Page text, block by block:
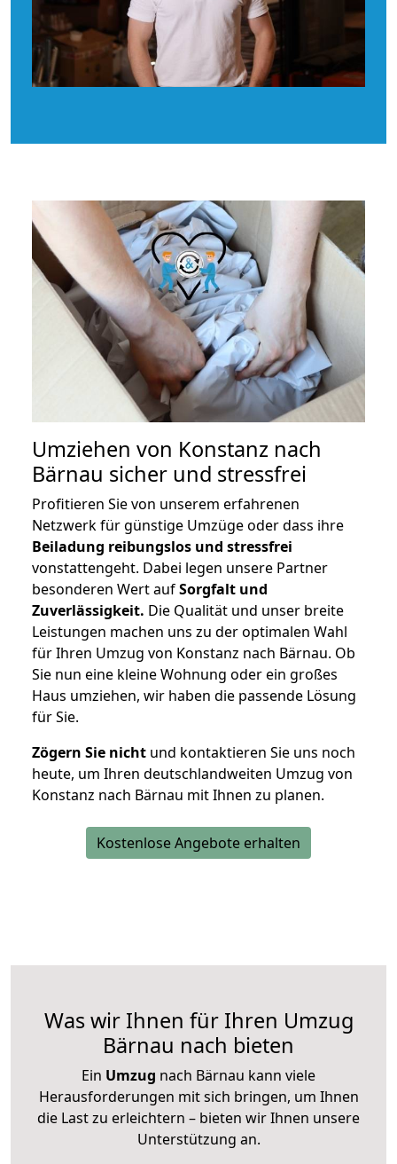
Umziehen von Konstanz nach
Bärnau sicher und stressfrei
Profitieren Sie von unserem erfahrenen
Netzwerk für günstige Umzüge oder dass ihre
Beiladung reibungslos und stressfrei
vonstattengeht. Dabei legen unsere Partner
besonderen Wert aufSorgfalt und
Zuverlässigkeit. Die Qualität und unser breite
Leistungen machen uns zu der optimalen Wahl
für Ihren Umzug von Konstanz nach Bärnau. Ob
Sie nun eine kleine Wohnung oder ein großes
Haus umziehen, wir haben die passende Lösung
für Sie.
Zögern Sie nicht und kontaktieren Sie uns noch
heute, um Ihren deutschlandweiten Umzug von
Konstanz nach Bärnau mit Ihnen zu planen.
Kostenlose Angebote erhalten
Was wir Ihnen für Ihren Umzug
Bärnau nach bieten
Ein Umzug nach Bärnau kann viele
Herausforderungen mit sich bringen, um Ihnen
die Last zu erleichtern – bieten wir Ihnen unsere
Unterstützung an.